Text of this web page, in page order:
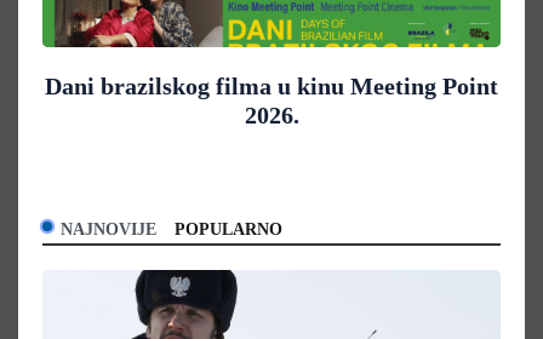
Dani brazilskog filma u kinu Meeting Point
2026.
NAJNOVIJE POPULARNO